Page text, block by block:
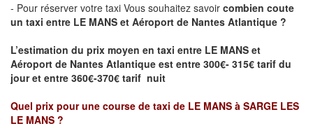
- Pour réserver votre taxi Vous souhaitez savoir combien coute
un taxi entre LE MANS et Aéroport de Nantes Atlantique ?
L’estimation du prix moyen en taxi entre LE MANS et
Aéroport de Nantes Atlantique est entre 300€- 315€ tarif du
jour et entre 360€-370€ tarif nuit
Quel prix pour une course de taxi de LE MANS à SARGE LES
LE MANS ?